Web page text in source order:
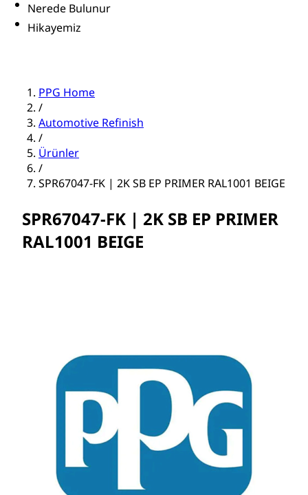
Nerede Bulunur
Hikayemiz
PPG Home
/
Automotive Refinish
/
Ürünler
/
SPR67047-FK | 2K SB EP PRIMER RAL1001 BEIGE
SPR67047-FK | 2K SB EP PRIMER
RAL1001 BEIGE